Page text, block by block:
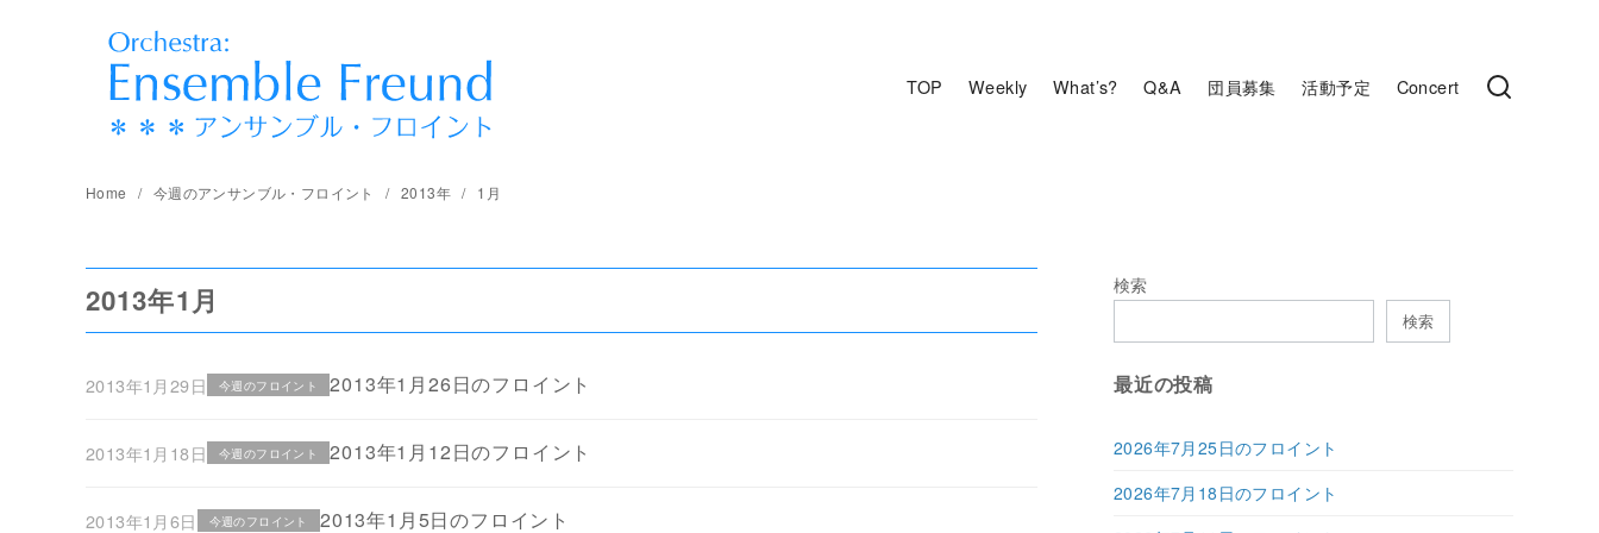
TOP Weekly What’s? Q&A 団員募集 活動予定 Concert
Home 今週のアンサンブル・フロイント 2013年 1月
2013年1月
2013年1月29日 今週のフロイント 2013年1月26日のフロイント
2013年1月18日 今週のフロイント 2013年1月12日のフロイント
2013年1月6日 今週のフロイント 2013年1月5日のフロイント
検索
検索
最近の投稿
2026年7月25日のフロイント
2026年7月18日のフロイント